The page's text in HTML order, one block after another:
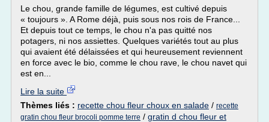
Le chou, grande famille de légumes, est cultivé depuis
« toujours ». A Rome déjà, puis sous nos rois de France...
Et depuis tout ce temps, le chou n'a pas quitté nos
potagers, ni nos assiettes. Quelques variétés tout au plus
qui avaient été délaissées et qui heureusement reviennent
en force avec le bio, comme le chou rave, le chou navet qui
est en...
Lire la suite
Thèmes liés : recette chou fleur choux en salade / recette
gratin chou fleur brocoli pomme terre / gratin d chou fleur et